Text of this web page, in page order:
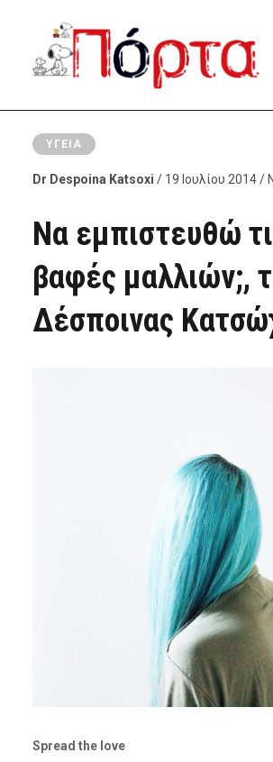
ΥΓΕΊΑ
Dr Despoina Katsoxi / 19 Ιουλίου 2014 /
Να εμπιστευθώ
βαφές μαλλιών;,
Δέσποινας
Spread the love